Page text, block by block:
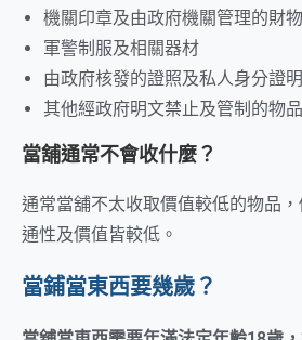
機關印章及由政府機關管理的財物
軍警制服及相關器材
由政府核發的證照及私人身分證
其他經政府明文禁止及管制的物品
當舖通常不會收什麼？
通常當舖不太收取價值較低的物品
通性及價值皆較低。
當鋪當東西要幾歲？